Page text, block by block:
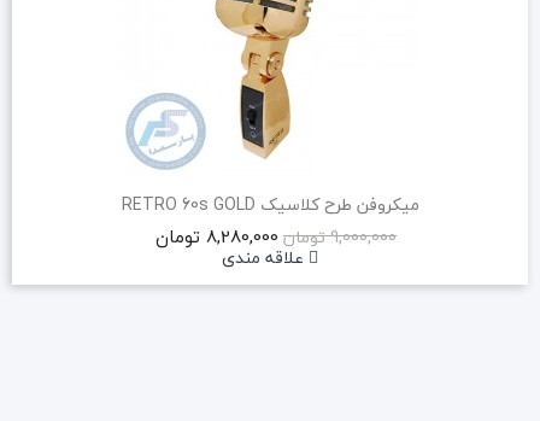
میکروفن طرح کلاسیک RETRO 60s GOLD
9,000,000 تومان
8,280,000 تومان
علاقه مندی